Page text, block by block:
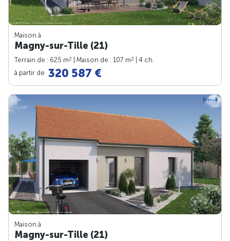
Maison à
Magny-sur-Tille (21)
Terrain de : 625 m2 | Maison de : 107 m2
| 4 ch.
à partir de 320 587 €
Maison à
Magny-sur-Tille (21)